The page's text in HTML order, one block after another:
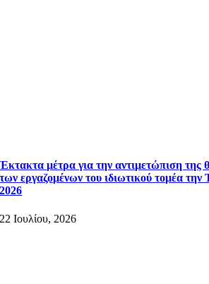
Έκτακτα μέτρα για την αντιμετώπιση της
των εργαζομένων του ιδιωτικού τομέα την
2026
22 Ιουλίου, 2026